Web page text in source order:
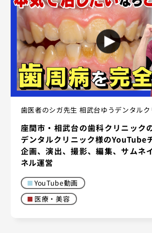
歯医者のシガ先生 相武台ゆうデンタル
座間市・相武台の歯科クリニック
デンタルクリニック様のYouTube
企画、演出、撮影、編集、サムネ
ネル運営
YouTube動画
医療・美容